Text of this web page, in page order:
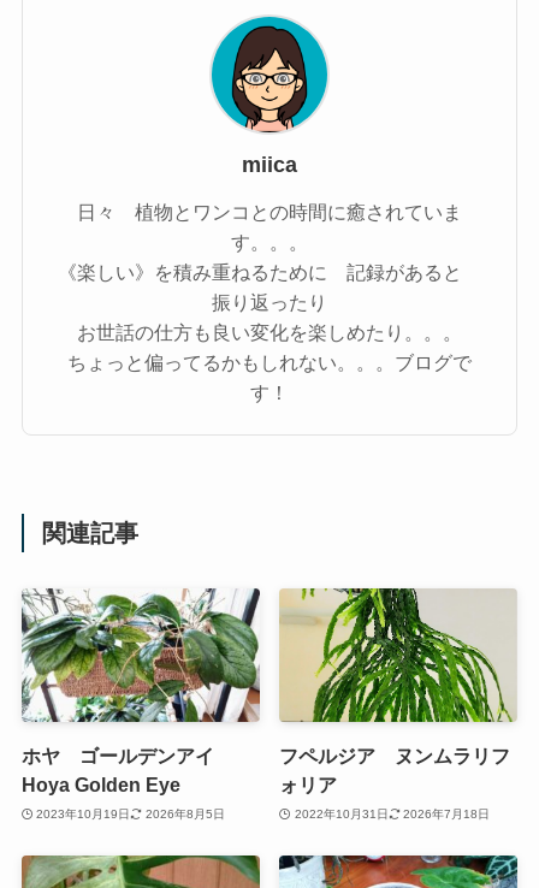
miica
日々 植物とワンコとの時間に癒されていま
す。。。
《楽しい》を積み重ねるために 記録があると
振り返ったり
お世話の仕方も良い変化を楽しめたり。。。
ちょっと偏ってるかもしれない。。。ブログで
す！
関連記事
ホヤ ゴールデンアイ
Hoya Golden Eye
2023年10月19日 2026年8月5日
フペルジア ヌンムラリフ
ォリア
2022年10月31日 2026年7月18日